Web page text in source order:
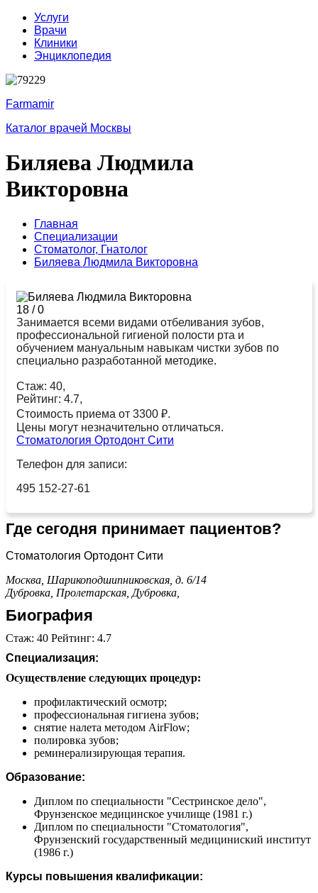
Услуги
Врачи
Клиники
Энциклопедия
Farmamir
Каталог врачей Москвы
Биляева Людмила
Викторовна
Главная
Специализации
Стоматолог, Гнатолог
Биляева Людмила Викторовна
18 /0
Занимается всеми видами отбеливания зубов,
профессиональной гигиеной полости рта и
обучением мануальным навыкам чистки зубов по
специально разработанной методике.
Стаж: 40,
Рейтинг: 4.7,
Стоимость приема от 3300 ₽.
Цены могут незначительно отличаться.
Стоматология Ортодонт Сити
Телефон для записи:
495 152-27-61
Где сегодня принимает пациентов?
Стоматология Ортодонт Сити
Москва, Шарикоподшипниковская, д. 6/14
Дубровка, Пролетарская, Дубровка,
Биография
Стаж: 40 Рейтинг: 4.7
Специализация:
Осуществление следующих процедур:
профилактический осмотр;
профессиональная гигиена зубов;
снятие налета методом AirFlow;
полировка зубов;
реминерализирующая терапия.
Образование:
Диплом по специальности "Сестринское дело",
Фрунзенское медицинское училище (1981 г.)
Диплом по специальности "Стоматология",
Фрунзенский государственный медициниский институт
(1986 г.)
Курсы повышения квалификации: